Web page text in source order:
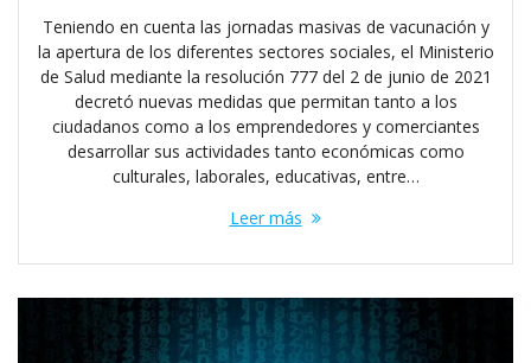
Teniendo en cuenta las jornadas masivas de vacunación y
la apertura de los diferentes sectores sociales, el Ministerio
de Salud mediante la resolución 777 del 2 de junio de 2021
decretó nuevas medidas que permitan tanto a los
ciudadanos como a los emprendedores y comerciantes
desarrollar sus actividades tanto económicas como
culturales, laborales, educativas, entre…
Leer más